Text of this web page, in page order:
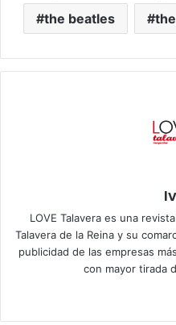
the beatles
LOVE Talavera es una
Talavera de la Reina y su
publicidad de las empresas
con mayor tirada